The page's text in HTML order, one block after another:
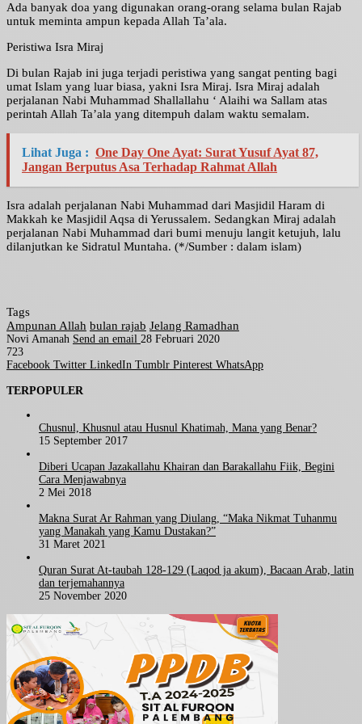
Ada banyak doa yang digunakan orang-orang selama bulan Rajab
untuk meminta ampun kepada Allah Ta’ala.
Peristiwa Isra Miraj
Di bulan Rajab ini juga terjadi peristiwa yang sangat penting bagi
umat Islam yang luar biasa, yakni Isra Miraj. Isra Miraj adalah
perjalanan Nabi Muhammad Shallallahu ‘ Alaihi wa Sallam atas
perintah Allah Ta’ala yang ditempuh dalam waktu semalam.
Lihat Juga : One Day One Ayat: Surat Yusuf Ayat 87,
Jangan Berputus Asa Terhadap Rahmat Allah
Isra adalah perjalanan Nabi Muhammad dari Masjidil Haram di
Makkah ke Masjidil Aqsa di Yerussalem. Sedangkan Miraj adalah
perjalanan Nabi Muhammad dari bumi menuju langit ketujuh, lalu
dilanjutkan ke Sidratul Muntaha. (*/Sumber : dalam islam)
Tags
Ampunan Allah bulan rajab Jelang Ramadhan
Novi Amanah Send an email 28 Februari 2020
723
Facebook Twitter LinkedIn Tumblr Pinterest WhatsApp
TERPOPULER
Chusnul, Khusnul atau Husnul Khatimah, Mana yang Benar?
15 September 2017
Diberi Ucapan Jazakallahu Khairan dan Barakallahu Fiik, Begini
Cara Menjawabnya
2 Mei 2018
Makna Surat Ar Rahman yang Diulang, “Maka Nikmat Tuhanmu
yang Manakah yang Kamu Dustakan?”
31 Maret 2021
Quran Surat At-taubah 128-129 (Laqod ja akum), Bacaan Arab, latin
dan terjemahannya
25 November 2020